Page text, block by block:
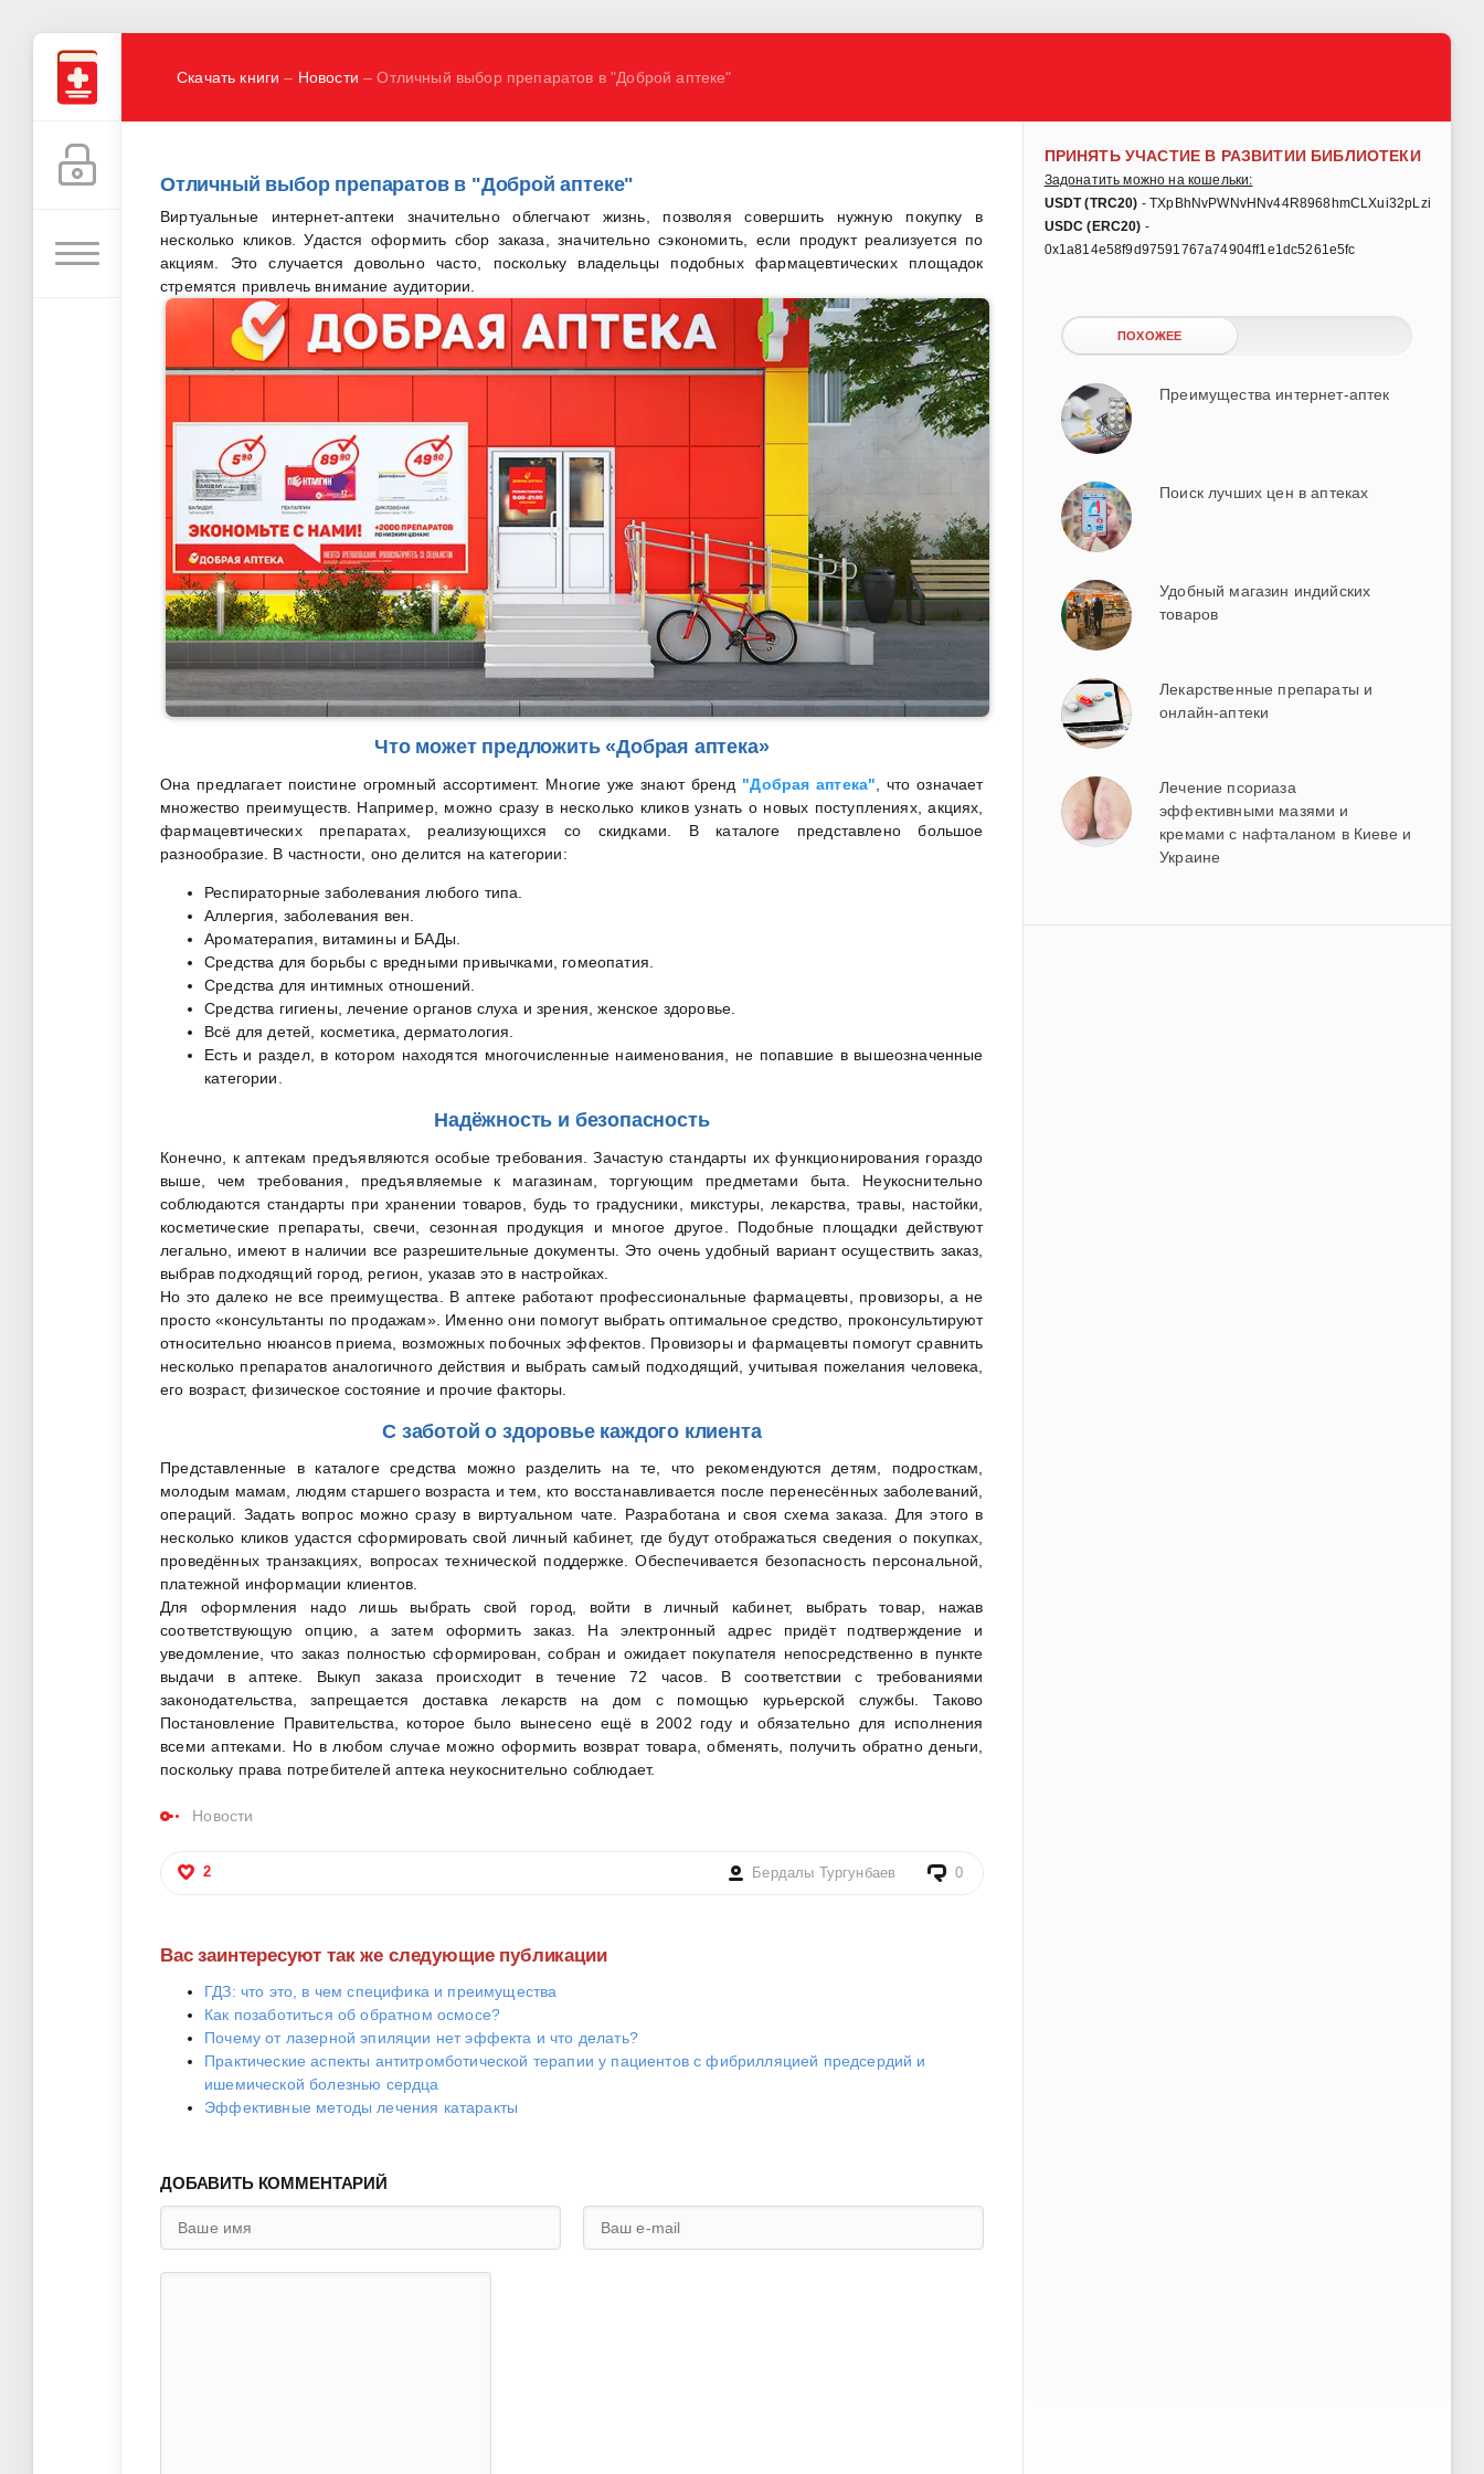
Скачать книги – Новости – Отличный выбор препаратов в "Доброй аптеке"
Отличный выбор препаратов в "Доброй аптеке"
Виртуальные интернет-аптеки значительно облегчают жизнь, позволяя совершить нужную покупку в
несколько кликов. Удастся оформить сбор заказа, значительно сэкономить, если продукт реализуется по
акциям. Это случается довольно часто, поскольку владельцы подобных фармацевтических площадок
стремятся привлечь внимание аудитории.
Что может предложить «Добрая аптека»
Она предлагает поистине огромный ассортимент. Многие уже знают бренд "Добрая аптека" , что означает
множество преимуществ. Например, можно сразу в несколько кликов узнать о новых поступлениях, акциях,
фармацевтических препаратах, реализующихся со скидками. В каталоге представлено большое
разнообразие. В частности, оно делится на категории:
Респираторные заболевания любого типа.
Аллергия, заболевания вен.
Ароматерапия, витамины и БАДы.
Средства для борьбы с вредными привычками, гомеопатия.
Средства для интимных отношений.
Средства гигиены, лечение органов слуха и зрения, женское здоровье.
Всё для детей, косметика, дерматология.
Есть и раздел, в котором находятся многочисленные наименования, не попавшие в вышеозначенные
категории.
Надёжность и безопасность
Конечно, к аптекам предъявляются особые требования. Зачастую стандарты их функционирования гораздо
выше, чем требования, предъявляемые к магазинам, торгующим предметами быта. Неукоснительно
соблюдаются стандарты при хранении товаров, будь то градусники, микстуры, лекарства, травы, настойки,
косметические препараты, свечи, сезонная продукция и многое другое. Подобные площадки действуют
легально, имеют в наличии все разрешительные документы. Это очень удобный вариант осуществить заказ,
выбрав подходящий город, регион, указав это в настройках.
Но это далеко не все преимущества. В аптеке работают профессиональные фармацевты, провизоры, а не
просто «консультанты по продажам». Именно они помогут выбрать оптимальное средство, проконсультируют
относительно нюансов приема, возможных побочных эффектов. Провизоры и фармацевты помогут сравнить
несколько препаратов аналогичного действия и выбрать самый подходящий, учитывая пожелания человека,
его возраст, физическое состояние и прочие факторы.
С заботой о здоровье каждого клиента
Представленные в каталоге средства можно разделить на те, что рекомендуются детям, подросткам,
молодым мамам, людям старшего возраста и тем, кто восстанавливается после перенесённых заболеваний,
операций. Задать вопрос можно сразу в виртуальном чате. Разработана и своя схема заказа. Для этого в
несколько кликов удастся сформировать свой личный кабинет, где будут отображаться сведения о покупках,
проведённых транзакциях, вопросах технической поддержке. Обеспечивается безопасность персональной,
платежной информации клиентов.
Для оформления надо лишь выбрать свой город, войти в личный кабинет, выбрать товар, нажав
соответствующую опцию, а затем оформить заказ. На электронный адрес придёт подтверждение и
уведомление, что заказ полностью сформирован, собран и ожидает покупателя непосредственно в пункте
выдачи в аптеке. Выкуп заказа происходит в течение 72 часов. В соответствии с требованиями
законодательства, запрещается доставка лекарств на дом с помощью курьерской службы. Таково
Постановление Правительства, которое было вынесено ещё в 2002 году и обязательно для исполнения
всеми аптеками. Но в любом случае можно оформить возврат товара, обменять, получить обратно деньги,
поскольку права потребителей аптека неукоснительно соблюдает.
Новости
2 Бердалы Тургунбаев 0
Вас заинтересуют так же следующие публикации
ГДЗ: что это, в чем специфика и преимущества
Как позаботиться об обратном осмосе?
Почему от лазерной эпиляции нет эффекта и что делать?
Практические аспекты антитромботической терапии у пациентов с фибрилляцией предсердий и
ишемической болезнью сердца
Эффективные методы лечения катаракты
ДОБАВИТЬ КОММЕНТАРИЙ
ПРИНЯТЬ УЧАСТИЕ В РАЗВИТИИ БИБЛИОТЕКИ
Задонатить можно на кошельки:
USDT (TRC20) - TXpBhNvPWNvHNv44R8968hmCLXui32pLzi
USDC (ERC20) -
0x1a814e58f9d97591767a74904ff1e1dc5261e5fc
ПОХОЖЕЕ
Преимущества интернет-аптек
Поиск лучших цен в аптеках
Удобный магазин индийских
товаров
Лекарственные препараты и
онлайн-аптеки
Лечение псориаза
эффективными мазями и
кремами с нафталаном в Киеве и
Украине